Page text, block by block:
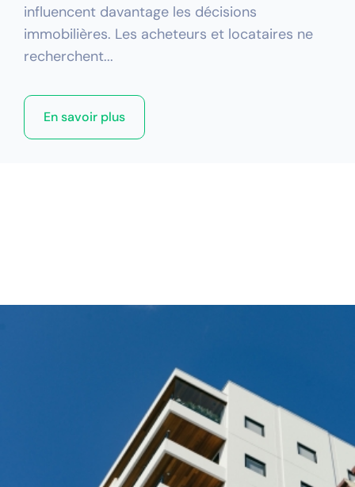
influencent davantage les décisions
immobilières. Les acheteurs et locataires ne
recherchent...
En savoir plus